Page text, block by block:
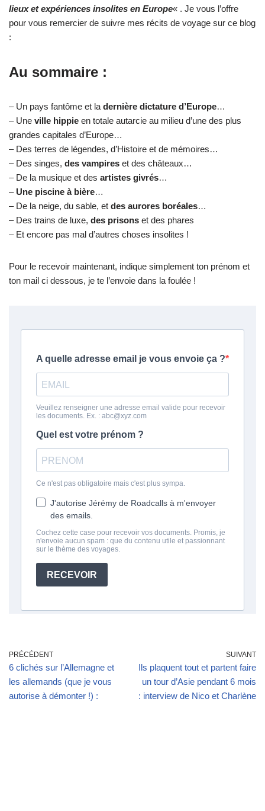
lieux et expériences insolites en Europe« . Je vous l’offre
pour vous remercier de suivre mes récits de voyage sur ce blog
:
Au sommaire :
– Un pays fantôme et la dernière dictature d’Europe…
– Une ville hippie en totale autarcie au milieu d’une des plus
grandes capitales d’Europe…
– Des terres de légendes, d’Histoire et de mémoires…
– Des singes, des vampires et des châteaux…
– De la musique et des artistes givrés…
– Une piscine à bière…
– De la neige, du sable, et des aurores boréales…
– Des trains de luxe, des prisons et des phares
– Et encore pas mal d’autres choses insolites !
Pour le recevoir maintenant, indique simplement ton prénom et
ton mail ci dessous, je te l’envoie dans la foulée !
PRÉCÉDENT
6 clichés sur l’Allemagne et
les allemands (que je vous
autorise à démonter !) :
SUIVANT
Ils plaquent tout et partent faire
un tour d’Asie pendant 6 mois
: interview de Nico et Charlène